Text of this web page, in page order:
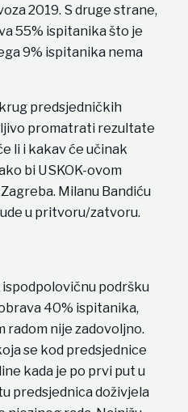
2019. S druge strane,
55% ispitanika što je
9% ispitanika nema
predsjedničkih
promatrati rezultate
li i kakav će učinak
bi USKOK-ovom
Milanu Bandiću
u pritvoru/zatvoru.
podršku
40% ispitanika,
radom nije zadovoljno.
se kod predsjednice
kada je po prvi put u
predsjednica doživjela